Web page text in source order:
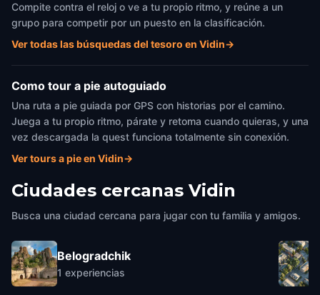
Compite contra el reloj o ve a tu propio ritmo, y reúne a un
grupo para competir por un puesto en la clasificación.
Ver todas las búsquedas del tesoro en Vidin→
Como tour a pie autoguiado
Una ruta a pie guiada por GPS con historias por el camino.
Juega a tu propio ritmo, párate y retoma cuando quieras, y una
vez descargada la quest funciona totalmente sin conexión.
Ver tours a pie en Vidin→
Ciudades cercanas Vidin
Busca una ciudad cercana para jugar con tu familia y amigos.
Belogradchik
1 experiencias